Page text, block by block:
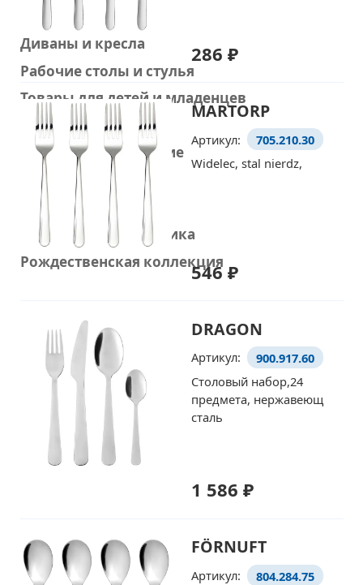
Кровати и матрасы
Диваны и кресла
Рабочие столы и стулья
Товары для детей и младенцев
Стирка и уборка
Домашнее улучшение
Украшения
Умный дом
Домашняя электроника
Рождественская коллекция
286 ₽
MARTORP
Артикул:
705.210.30
Widelec, stal nierdz,
546 ₽
DRAGON
Артикул:
900.917.60
Столовый набор,24
предмета, нержавеющ
сталь
1 586 ₽
FÖRNUFT
Артикул:
804.284.75